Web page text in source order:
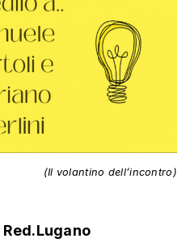
(Il volantino dell’incontro)
Red.Lugano